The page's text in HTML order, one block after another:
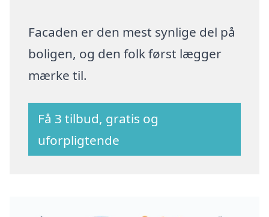
Facaden er den mest synlige del på
boligen, og den folk først lægger
mærke til.
Få 3 tilbud, gratis og
uforpligtende